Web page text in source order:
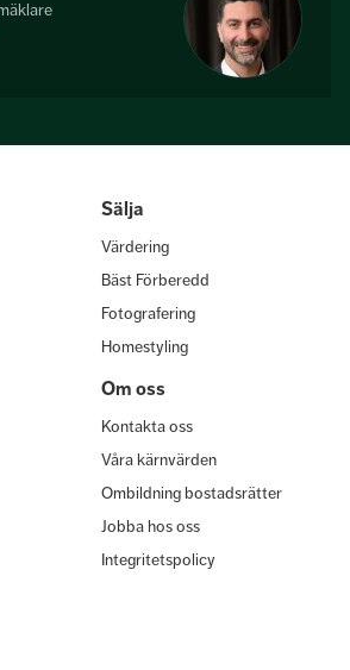
Sälja
Värdering
Bäst Förberedd
Fotografering
Homestyling
Om oss
Kontakta oss
Våra kärnvärden
Ombildning bostadsrätter
Jobba hos oss
Integritetspolicy